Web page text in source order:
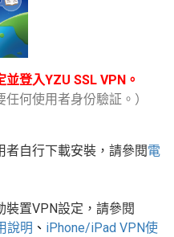
登入YZU SSL VPN。
何使用者身份驗証。）
自行下載安裝，請參閱電
裝置VPN設定 ，請參閱
說明 、 iPhone/iPad VPN使